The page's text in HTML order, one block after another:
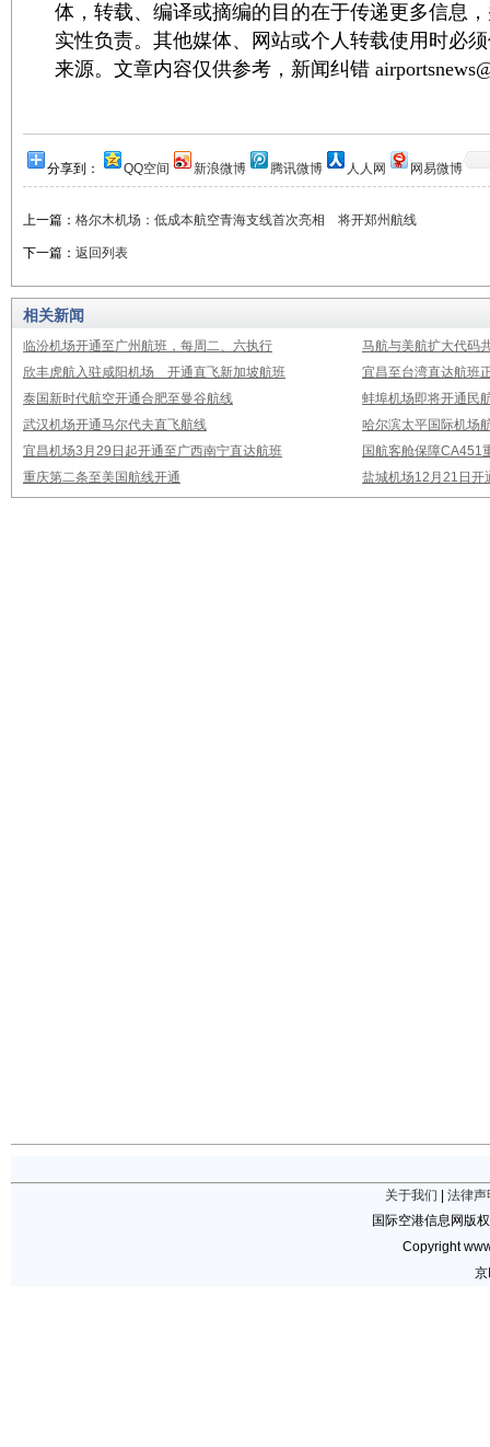
体，转载、编译或摘编的目的在于传递更多信息
实性负责。其他媒体、网站或个人转载使用时必
来源。文章内容仅供参考，新闻纠错
分享到： QQ空间 新浪微博 腾讯微博 人人网 网易微博
上一篇： 格尔木机场：低成本航空青海支线首次亮相 将开郑州航线
下一篇： 返回列表
相关新闻
临汾机场开通至广州航班，每周二、六执行
马航与美航扩大代码
欣丰虎航入驻咸阳机场 开通直飞新加坡航班
宜昌至台湾直达航班
泰国新时代航空开通合肥至曼谷航线
蚌埠机场即将开通民
武汉机场开通马尔代夫直飞航线
哈尔滨太平国际机场
宜昌机场3月29日起开通至广西南宁直达航班
国航客舱保障CA451
重庆第二条至美国航线开通
盐城机场12月21日开
关于我们
法律声
国际空港信息网版
Copyright